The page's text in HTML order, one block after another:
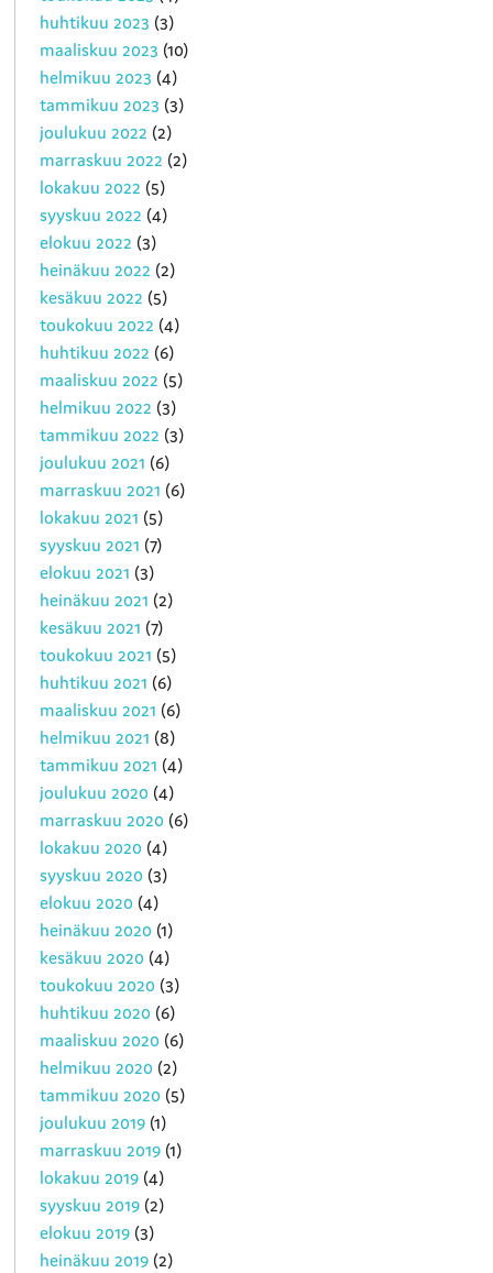
huhtikuu 2023 (3)
maaliskuu 2023 (10)
helmikuu 2023 (4)
tammikuu 2023 (3)
joulukuu 2022 (2)
marraskuu 2022 (2)
lokakuu 2022 (5)
syyskuu 2022 (4)
elokuu 2022 (3)
heinäkuu 2022 (2)
kesäkuu 2022 (5)
toukokuu 2022 (4)
huhtikuu 2022 (6)
maaliskuu 2022 (5)
helmikuu 2022 (3)
tammikuu 2022 (3)
joulukuu 2021 (6)
marraskuu 2021 (6)
lokakuu 2021 (5)
syyskuu 2021 (7)
elokuu 2021 (3)
heinäkuu 2021 (2)
kesäkuu 2021 (7)
toukokuu 2021 (5)
huhtikuu 2021 (6)
maaliskuu 2021 (6)
helmikuu 2021 (8)
tammikuu 2021 (4)
joulukuu 2020 (4)
marraskuu 2020 (6)
lokakuu 2020 (4)
syyskuu 2020 (3)
elokuu 2020 (4)
heinäkuu 2020 (1)
kesäkuu 2020 (4)
toukokuu 2020 (3)
huhtikuu 2020 (6)
maaliskuu 2020 (6)
helmikuu 2020 (2)
tammikuu 2020 (5)
joulukuu 2019 (1)
marraskuu 2019 (1)
lokakuu 2019 (4)
syyskuu 2019 (2)
elokuu 2019 (3)
heinäkuu 2019 (2)